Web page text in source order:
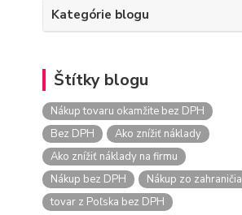
Kategórie blogu
Štítky blogu
Nákup tovaru okamžite bez DPH
Bez DPH
Ako znížiť náklady
Ako znížiť náklady na firmu
Nákup bez DPH
Nákup zo zahraničia
tovar z Poľska bez DPH